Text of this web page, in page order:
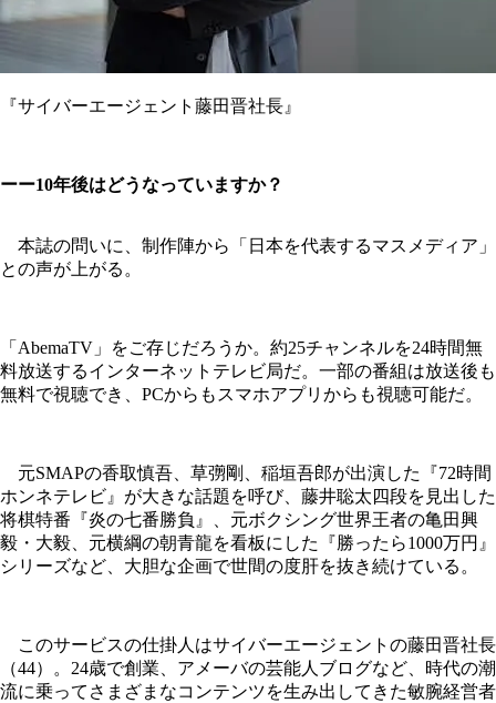
『サイバーエージェント藤田晋社長』
ーー10年後はどうなっていますか？
本誌の問いに、制作陣から「日本を代表するマスメディア」
との声が上がる。
「AbemaTV」をご存じだろうか。約25チャンネルを24時間無
料放送するインターネットテレビ局だ。一部の番組は放送後も
無料で視聴でき、PCからもスマホアプリからも視聴可能だ。
元SMAPの香取慎吾、草彅剛、稲垣吾郎が出演した『72時間
ホンネテレビ』が大きな話題を呼び、藤井聡太四段を見出した
将棋特番『炎の七番勝負』、元ボクシング世界王者の亀田興
毅・大毅、元横綱の朝青龍を看板にした『勝ったら1000万円』
シリーズなど、大胆な企画で世間の度肝を抜き続けている。
このサービスの仕掛人はサイバーエージェントの藤田晋社長
（44）。24歳で創業、アメーバの芸能人ブログなど、時代の潮
流に乗ってさまざまなコンテンツを生み出してきた敏腕経営者